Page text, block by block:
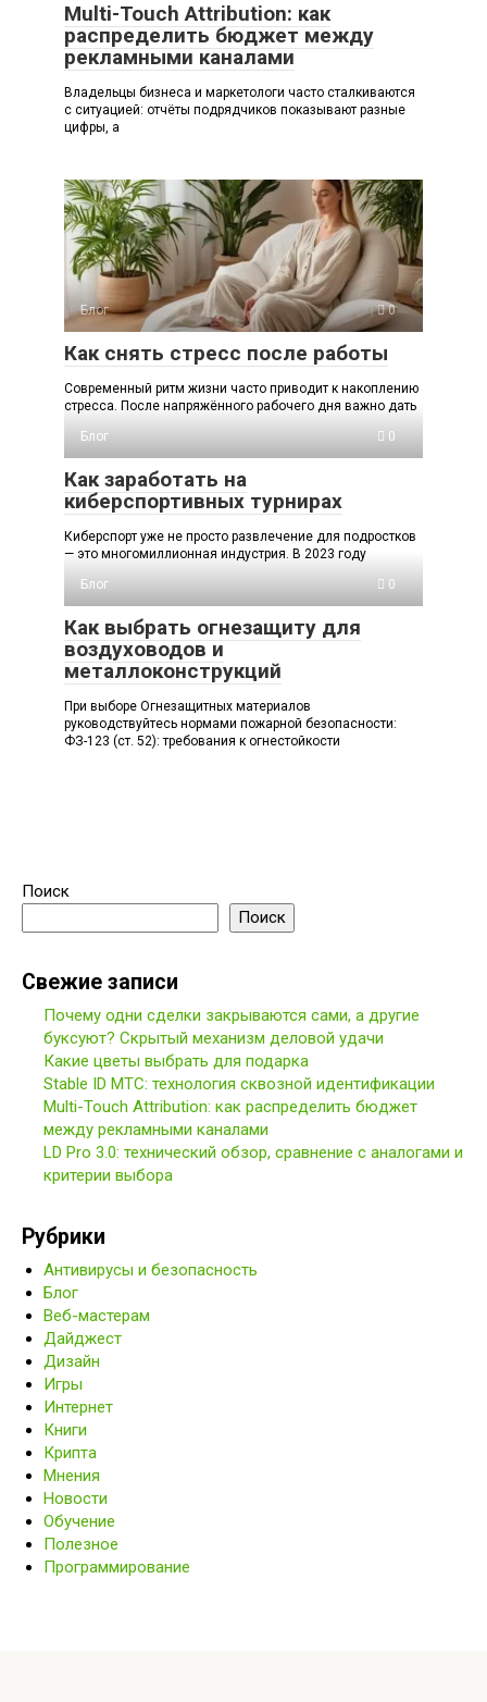
Multi-Touch Attribution: как
распределить бюджет между
рекламными каналами
Владельцы бизнеса и маркетологи часто сталкиваются
с ситуацией: отчёты подрядчиков показывают разные
цифры, а
Блог 0
Как снять стресс после работы
Современный ритм жизни часто приводит к накоплению
стресса. После напряжённого рабочего дня важно дать
Блог
0
Как заработать на
киберспортивных турнирах
Киберспорт уже не просто развлечение для подростков
— это многомиллионная индустрия. В 2023 году
Блог
0
Как выбрать огнезащиту для
воздуховодов и
металлоконструкций
При выборе Огнезащитных материалов
руководствуйтесь нормами пожарной безопасности:
ФЗ-123 (ст. 52): требования к огнестойкости
Поиск
Поиск
Свежие записи
Почему одни сделки закрываются сами, а другие
буксуют? Скрытый механизм деловой удачи
Какие цветы выбрать для подарка
Stable ID МТС: технология сквозной идентификации
Multi-Touch Attribution: как распределить бюджет
между рекламными каналами
LD Pro 3.0: технический обзор, сравнение с аналогами и
критерии выбора
Рубрики
Антивирусы и безопасность
Блог
Веб-мастерам
Дайджест
Дизайн
Игры
Интернет
Книги
Крипта
Мнения
Новости
Обучение
Полезное
Программирование